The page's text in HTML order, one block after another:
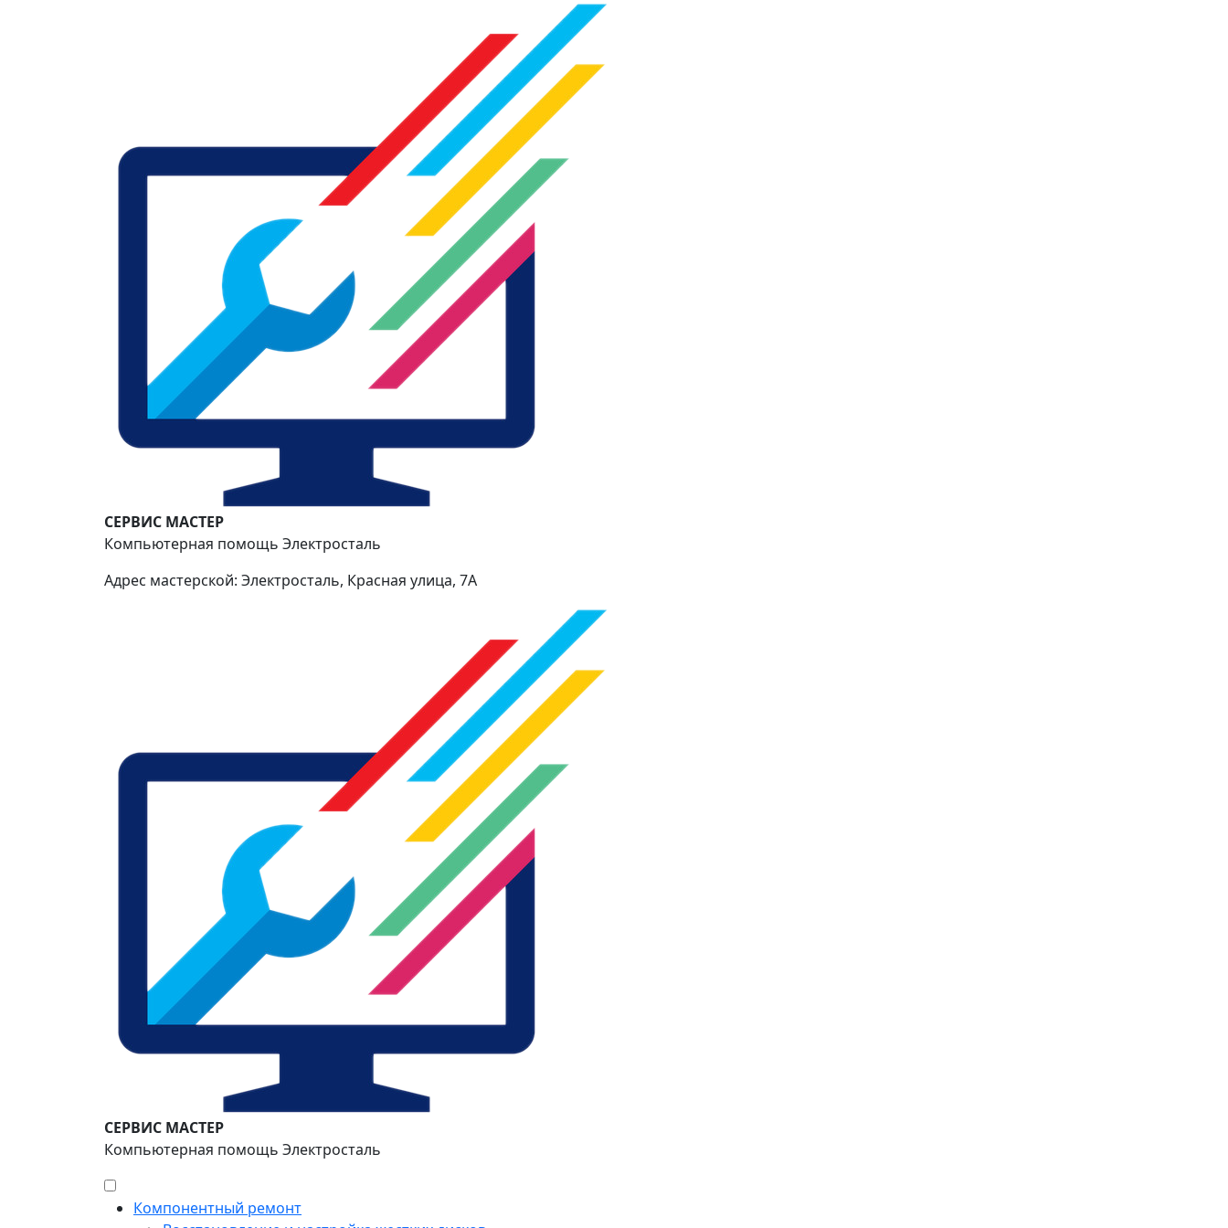
СЕРВИС МАСТЕР
Компьютерная помощь Электросталь
Адрес мастерской: Электросталь, Красная улица, 7А
СЕРВИС МАСТЕР
Компьютерная помощь Электросталь
Компонентный ремонт